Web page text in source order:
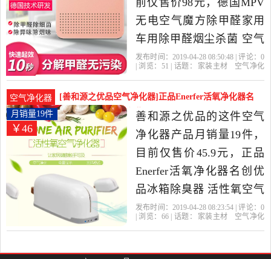
前仅售价98元，德国MPV
无电空气魔方除甲醛家用
车用除甲醛烟尘杀菌 空气
净化器是2019年善和源之
价比很高的空气净化器，
由湖南 长沙发货。
发布时间：2019-04-28 08:50:48 | 评论： 0
| 浏览： 51 | 话题： 家装主材
空气净化
空气净化器
[善和源之优品空气净化器]正品Enerfer活氧净化器名
创优品月销量19件仅售45.9元
￥46
月销量19件
善和源之优品的这件空气
净化器产品月销量19件，
目前仅售价45.9元，正品
Enerfer活氧净化器名创优
品冰箱除臭器 活性氧空气
净化器是2019年善和源之
发布时间：2019-04-28 08:23:54 | 评论： 0
| 浏览： 66| 话题： 家装主材
空气净化